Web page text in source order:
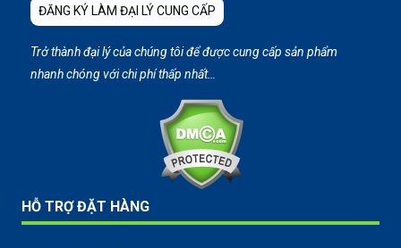
ĐĂNG KÝ LÀM ĐẠI LÝ CUNG CẤP
Trở thành đại lý của chúng tôi để được cung cấp sản phẩm
nhanh chóng với chi phí thấp nhất…
HỖ TRỢ ĐẶT HÀNG